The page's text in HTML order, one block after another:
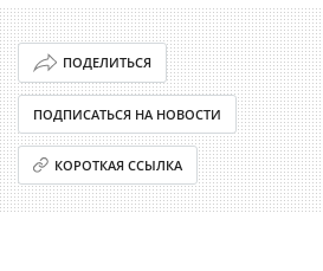
ПОДЕЛИТЬСЯ
ПОДПИСАТЬСЯ НА НОВОСТИ
КОРОТКАЯ ССЫЛКА